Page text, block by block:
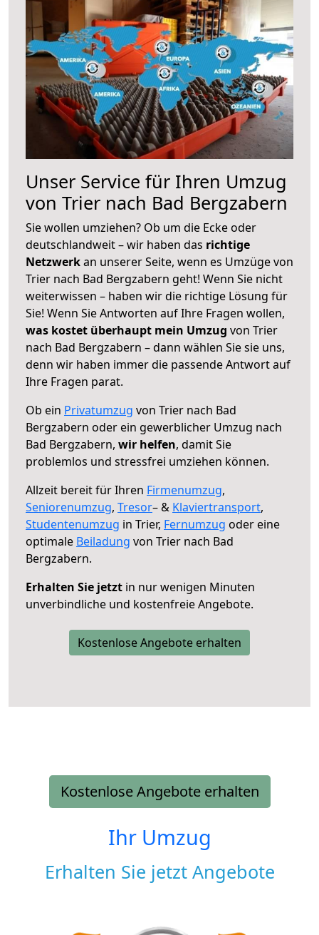
Unser Service für Ihren Umzug
von Trier nach Bad Bergzabern
Sie wollen umziehen? Ob um die Ecke oder
deutschlandweit – wir haben das richtige
Netzwerkan unserer Seite, wenn es Umzüge von
Trier nach Bad Bergzabern geht! Wenn Sie nicht
weiterwissen – haben wir die richtige Lösung für
Sie! Wenn Sie Antworten auf Ihre Fragen wollen,
was kostet überhaupt mein Umzug von Trier
nach Bad Bergzabern – dann wählen Sie sie uns,
denn wir haben immer die passende Antwort auf
Ihre Fragen parat.
Ob ein Privatumzug von Trier nach Bad
Bergzabern oder ein gewerblicher Umzug nach
Bad Bergzabern, wir helfen, damit Sie
problemlos und stressfrei umziehen können.
Allzeit bereit für Ihren Firmenumzug,
Seniorenumzug, Tresor– & Klaviertransport,
Studentenumzug in Trier, Fernumzug oder eine
optimale Beiladung von Trier nach Bad
Bergzabern.
Erhalten Sie jetzt in nur wenigen Minuten
unverbindliche und kostenfreie Angebote.
Kostenlose Angebote erhalten
Kostenlose Angebote erhalten
Ihr Umzug
Erhalten Sie jetzt Angebote